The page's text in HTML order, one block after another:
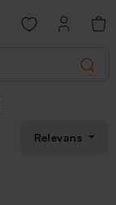
Search
Open favorites
Relevans